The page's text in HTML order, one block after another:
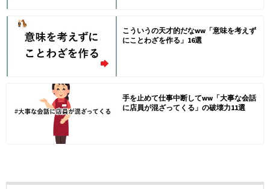
こういうの天才的だなww「意味を考えず
にことわざを作る」16選
手を止めて仕事中断してww「大事な会話
に店員が混ざってくる」の破壊力11選